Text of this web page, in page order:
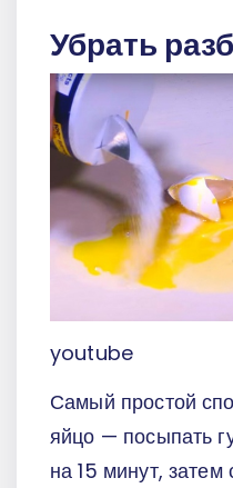
Убрать
youtube
Самый простой
яйцо — посыпать
на 15 минут, затем